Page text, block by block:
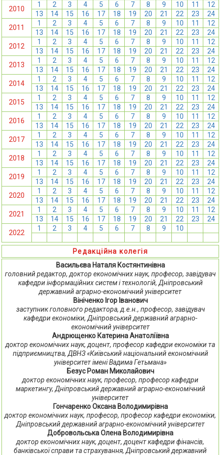
2010
1 2 3 4 5 6 7 8 9 10 11
12
13
14 15 16 17 18 19 20 21 22 23
24
2011
1 2 3 4 5 6 7 8 9 10 11
12
13
14 15 16 17 18 19 20 21 22 23
24
2012
1 2 3 4 5 6 7 8 9 10 11
12
13
14 15 16 17 18 19 20 21 22 23
24
2013
1 2 3 4 5 6 7 8 9 10 11
12
13
14 15 16 17 18 19 20 21 22 23
24
2014
1 2 3 4 5 6 7 8 9 10 11
12
13
14 15 16 17 18 19 20 21 22 23
24
2015
1 2 3 4 5 6 7 8 9 10 11
12
13
14 15 16 17 18 19 20 21 22 23
24
2016
1 2 3 4 5 6 7 8 9 10 11
12
13
14 15 16 17 18 19 20 21 22 23
24
2017
1 2 3 4 5 6 7 8 9 10 11
12
13
14 15 16 17 18 19 20 21 22 23
24
2018
1 2 3 4 5 6 7 8 9 10 11
12
13
14 15 16 17 18 19 20 21 22 23
24
2019
1 2 3 4 5 6 7 8 9 10 11
12
13
14 15 16 17 18 19 20 21 22 23
24
2020
1 2 3 4 5 6 7 8 9 10 11
12
13
14 15 16 17 18 19 20 21 22 23
24
2021
1 2 3 4 5 6 7 8 9 10 11
12
13
14 15 16 17 18 19 20 21 22 23
24
2022
1 2 3 4 5 6 7 8 9 10
Редакційна колегія
Васильєва Наталя Костянтинівна
головний редактор, доктор економічних наук, професор, завідувач
кафедри інформаційних систем і технологій, Дніпровський
державний аграрно-економічний університет
Вініченко Ігор Іванович
заступник головного редактора, д.е.н., професор, завідувач
кафедри економіки, Дніпровський державний аграрно-
економічний університет
Андрющенко Катерина Анатоліївна
доктор економічних наук, доцент, професор кафедри економіки та
підприємництва, ДВНЗ «Київський національний економічний
університет імені Вадима Гетьмана»
Безус Роман Миколайович
доктор економічних наук, професор, професор кафедри
маркетингу, Дніпровський державний аграрно-економічний
університет
Гончаренко Оксана Володимирівна
доктор економічних наук, професор, професор кафедри економіки,
Дніпровський державний аграрно-економічний університет
Добровольська Олена Володимирівна
доктор економічних наук, доцент, доцент кафедри фінансів,
банківської справи та страхування, Дніпровський державний